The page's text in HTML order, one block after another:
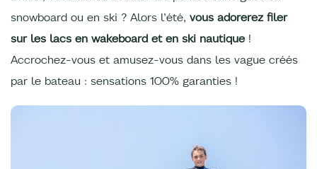
snowboard ou en ski ? Alors l’été, vous adorerez filer
sur les lacs en wakeboard et en ski nautique!
Accrochez-vous et amusez-vous dans les vague créés
par le bateau : sensations 100% garanties !